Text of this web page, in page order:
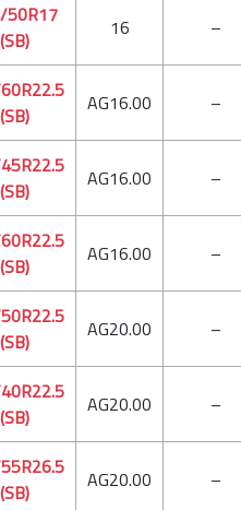
50R17
(SB)
16 –
(SB)
AG16.00 –
(SB)
AG16.00 –
(SB)
AG16.00 –
(SB)
AG20.00 –
(SB)
AG20.00 –
(SB)
AG20.00 –